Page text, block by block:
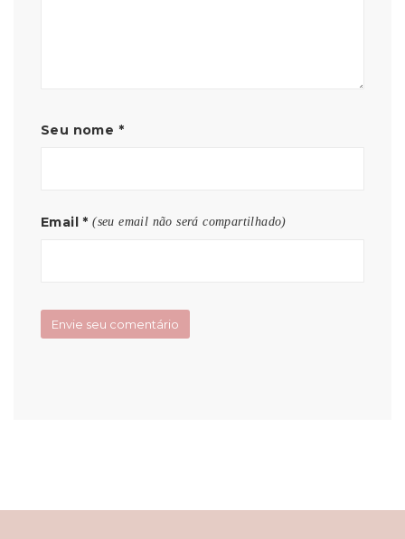
Seu nome *
Email * (seu email não será compartilhado)